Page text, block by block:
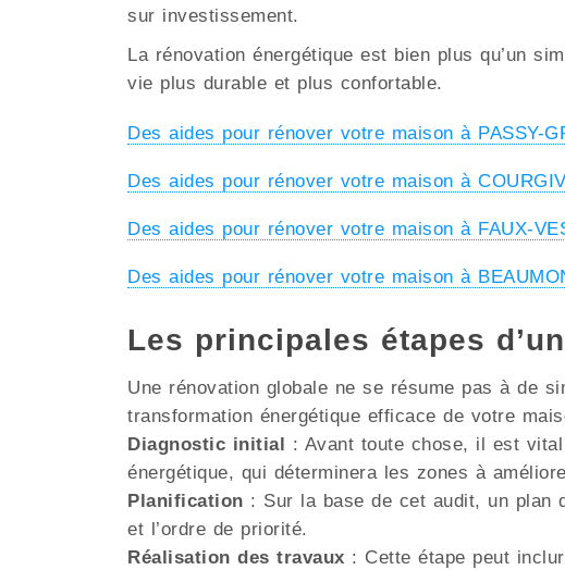
sur investissement.
La rénovation énergétique est bien plus qu’un
vie plus durable et plus confortable.
Des aides pour rénover votre maison à PASSY-
Des aides pour rénover votre maison à
Des aides pour rénover votre maison à FAUX-
Des aides pour rénover votre maison à
Les principales étapes
Une rénovation globale ne se résume pas à de
transformation énergétique efficace de votre
Diagnostic initial
: Avant toute chose, il est
énergétique, qui déterminera les zones à
Planification : Sur la base de cet audit, un plan
et l’ordre de priorité.
Réalisation des travaux : Cette étape peut